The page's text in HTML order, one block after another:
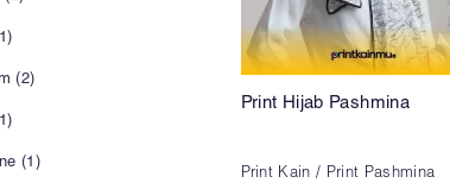
(2)
(1)
Print Hijab Pashmina
Print Kain / Print Pashmina